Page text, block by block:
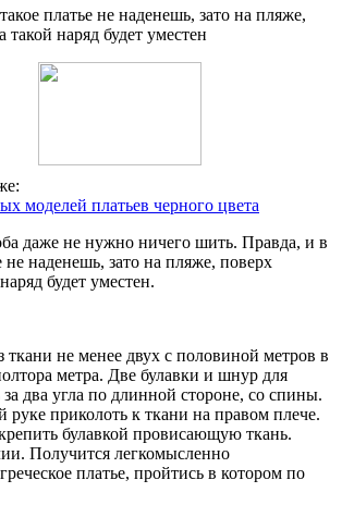
платье не наденешь, зато на пляже,
такой наряд будет уместен
моделей платьев черного цвета
даже не нужно ничего шить. Правда, и в
не наденешь, зато на пляже, поверх
будет уместен.
ткани не менее двух с половиной метров в
метра. Две булавки и шнур для
за два угла по длинной стороне, со спины.
руке приколоть к ткани на правом плече.
булавкой провисающую ткань.
Получится легкомысленно
платье, пройтись в котором по